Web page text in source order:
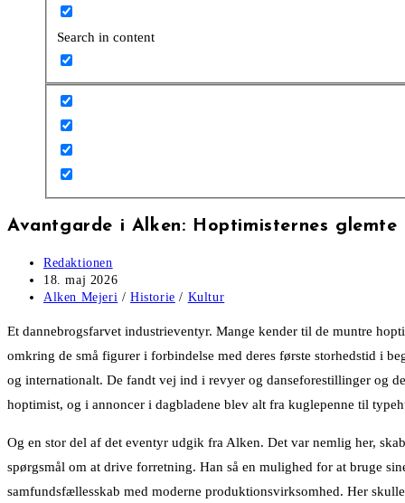
Search in content
Avantgarde i Alken: Hoptimisternes glemte
Post
author:
Redaktionen
Post
published:
18. maj 2026
Post
Alken Mejeri / Historie / Kultur
Et dannebrogsfarvet industrieventyr. Mange kender til de muntre
omkring de små figurer i forbindelse med deres første storhedstid i
og internationalt. De fandt vej ind i revyer og danseforestillinger og
hoptimist, og i annoncer i dagbladene blev alt fra kuglepenne til
Og en stor del af det eventyr udgik fra Alken. Det var nemlig her,
spørgsmål om at drive forretning. Han så en mulighed for at bruge
samfundsfællesskab med moderne produktionsvirksomhed. Her